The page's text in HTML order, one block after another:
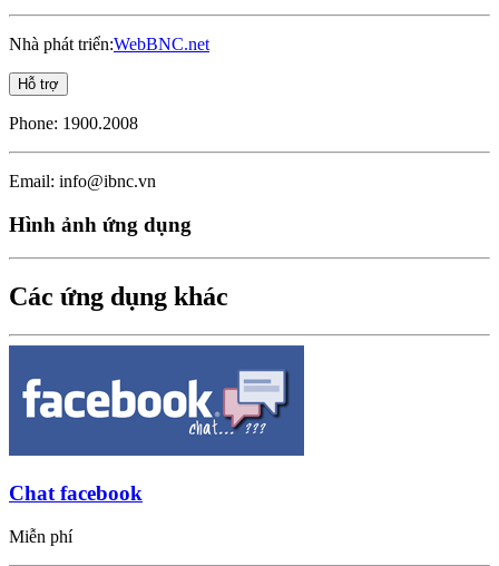
Nhà phát triển:WebBNC.net
Hỗ trợ
Phone: 1900.2008
Email: info@ibnc.vn
Hình ảnh ứng dụng
Các ứng dụng khác
Chat facebook
Miễn phí